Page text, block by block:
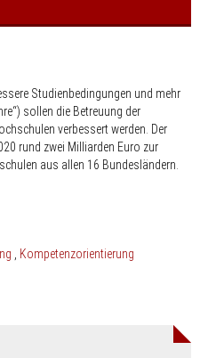
Studienbedingungen und mehr
sollen die Betreuung der
verbessert werden. Der
rund zwei Milliarden Euro zur
aus allen 16 Bundesländern.
Kompetenzorientierung